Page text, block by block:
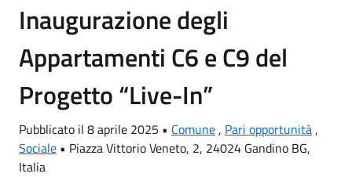
Inaugurazione degli
Appartamenti C6 e C9 del
Progetto “Live-In”
Pubblicato il 8 aprile 2025 • Comune, Pari opportunità,
Sociale • Piazza Vittorio Veneto, 2, 24024 Gandino BG,
Italia